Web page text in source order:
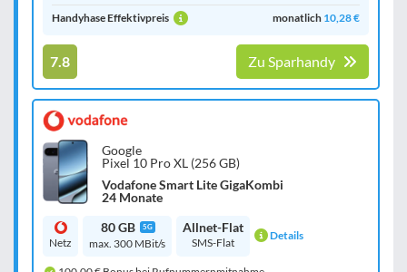
Handyhase Effektivpreis
monatlich 10,28 €
7.8 Zu Sparhandy
Google
Pixel 10 Pro XL (256 GB)
Vodafone Smart Lite GigaKombi
24 Monate
Netz
80 GB 5G
max. 300 MBit/s
Allnet-Flat
SMS-Flat Details